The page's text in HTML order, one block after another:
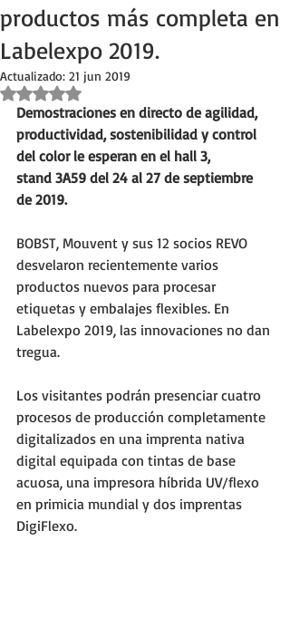
productos más completa en
Labelexpo 2019.
Actualizado: 21 jun 2019
Obtuvo NaN de 5 estrellas.
Demostraciones en directo de agilidad,
productividad, sostenibilidad y control
del color le esperan en el hall 3,
stand 3A59 del 24 al 27 de septiembre
de 2019.
BOBST, Mouvent y sus 12 socios REVO
desvelaron recientemente varios
productos nuevos para procesar
etiquetas y embalajes flexibles. En
Labelexpo 2019, las innovaciones no dan
tregua.
Los visitantes podrán presenciar cuatro
procesos de producción completamente
digitalizados en una imprenta nativa
digital equipada con tintas de base
acuosa, una impresora híbrida UV/flexo
en primicia mundial y dos imprentas
DigiFlexo.